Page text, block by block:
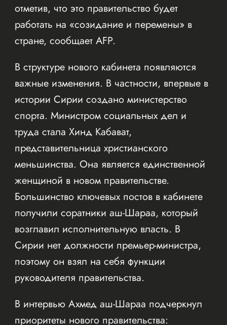
отметив, что это правительство будет
работать на «созидание и перемены» в
стране, сообщает AFP.
В структуре нового кабинета появляются
важные изменения. В частности, впервые в
истории Сирии создано министерство
спорта. Министром социальных дел и
труда стала Хинд Кабават,
представительница христианского
меньшинства. Она является единственной
женщиной в новом правительстве.
Большинство ключевых постов в кабинете
получили соратники аш-Шараа, который
возглавил исполнительную власть. В
Сирии нет должности премьер-министра,
поэтому он взял на себя функции
руководителя правительства.
В интервью Ахмед аш-Шараа подчеркнул
приоритеты нового правительства: